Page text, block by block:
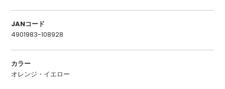
JANコード
4901983-108928
カラー
オレンジ・イエロー